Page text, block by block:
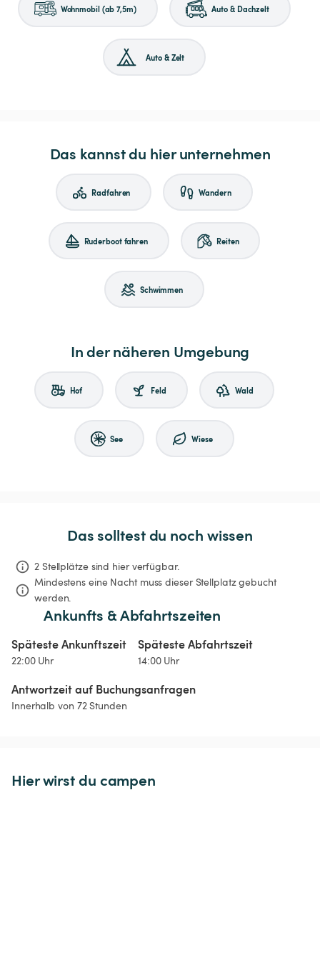
Wohnmobil (ab 7,5m) Auto & Dachzelt
Auto & Zelt
Das kannst du hier unternehmen
Radfahren Wandern
Ruderboot fahren Reiten
Schwimmen
In der näheren Umgebung
Hof Feld Wald
See Wiese
Das solltest du noch wissen
2 Stellplätze sind hier verfügbar.
Mindestens eine Nacht muss dieser Stellplatz gebucht
werden.
Ankunfts & Abfahrtszeiten
Späteste Ankunftszeit
22:00 Uhr
Späteste Abfahrtszeit
14:00 Uhr
Antwortzeit auf Buchungsanfragen
Innerhalb von 72 Stunden
Hier wirst du campen